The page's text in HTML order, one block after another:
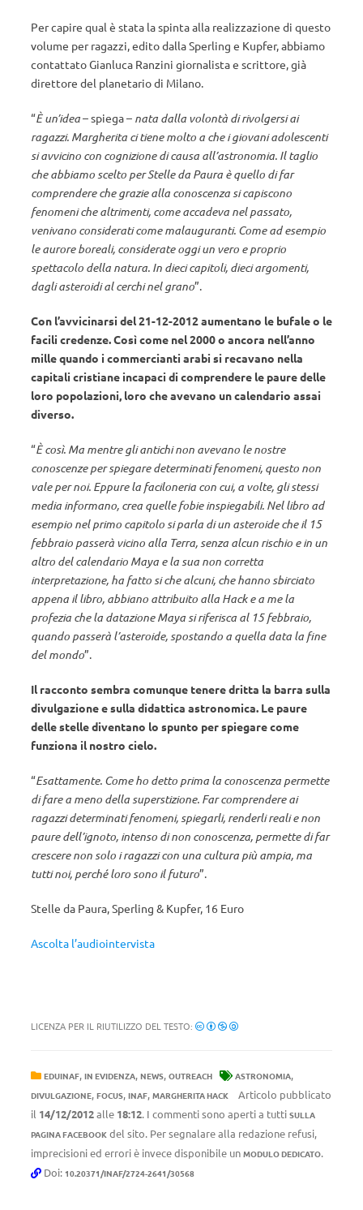
Per capire qual è stata la spinta alla realizzazione di questo
volume per ragazzi, edito dalla Sperling e Kupfer, abbiamo
contattato Gianluca Ranzini giornalista e scrittore, già
direttore del planetario di Milano.
“È un’idea– spiega – nata dalla volontà di rivolgersi ai
ragazzi. Margherita ci tiene molto a che i giovani adolescenti
si avvicino con cognizione di causa all’astronomia. Il taglio
che abbiamo scelto per Stelle da Paura è quello di far
comprendere che grazie alla conoscenza si capiscono
fenomeni che altrimenti, come accadeva nel passato,
venivano considerati come malauguranti. Come ad esempio
le aurore boreali, considerate oggi un vero e proprio
spettacolo della natura. In dieci capitoli, dieci argomenti,
dagli asteroidi al cerchi nel grano”.
Con l’avvicinarsi del 21-12-2012 aumentano le bufale o le
facili credenze. Così come nel 2000 o ancora nell’anno
mille quando i commercianti arabi si recavano nella
capitali cristiane incapaci di comprendere le paure delle
loro popolazioni, loro che avevano un calendario assai
diverso.
“È così. Ma mentre gli antichi non avevano le nostre
conoscenze per spiegare determinati fenomeni, questo non
vale per noi. Eppure la faciloneria con cui, a volte, gli stessi
media informano, crea quelle fobie inspiegabili. Nel libro ad
esempio nel primo capitolo si parla di un asteroide che il 15
febbraio passerà vicino alla Terra, senza alcun rischio e in un
altro del calendario Maya e la sua non corretta
interpretazione, ha fatto si che alcuni, che hanno sbirciato
appena il libro, abbiano attribuito alla Hack e a me la
profezia che la datazione Maya si riferisca al 15 febbraio,
quando passerà l’asteroide, spostando a quella data la fine
del mondo”.
Il racconto sembra comunque tenere dritta la barra sulla
divulgazione e sulla didattica astronomica. Le paure
delle stelle diventano lo spunto per spiegare come
funziona il nostro cielo.
“Esattamente. Come ho detto prima la conoscenza permette
di fare a meno della superstizione. Far comprendere ai
ragazzi determinati fenomeni, spiegarli, renderli reali e non
paure dell’ignoto, intenso di non conoscenza, permette di far
crescere non solo i ragazzi con una cultura più ampia, ma
tutti noi, perché loro sono il futuro”.
Stelle da Paura, Sperling & Kupfer, 16 Euro
Ascolta l’audiointervista
LICENZA PER IL RIUTILIZZO DEL TESTO:
EDUINAF, IN EVIDENZA, NEWS, OUTREACH ASTRONOMIA,
DIVULGAZIONE, FOCUS, INAF, MARGHERITA HACK
Articolo pubblicato
il 14/12/2012alle 18:12. I commenti sono aperti a tutti SULLA
PAGINA FACEBOOK del sito. Per segnalare alla redazione refusi,
imprecisioni ed errori è invece disponibile un MODULO DEDICATO.
Doi: 10.20371/INAF/2724-2641/30568